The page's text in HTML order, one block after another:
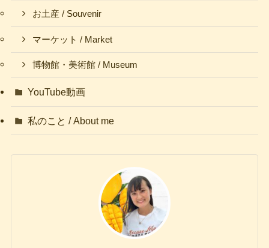
お土産 / Souvenir
マーケット / Market
博物館・美術館 / Museum
YouTube動画
私のこと / About me